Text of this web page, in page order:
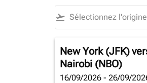
flight_takeoff
New York (JFK)
Nairobi (NBO)
16/09/2026 - 26/09/